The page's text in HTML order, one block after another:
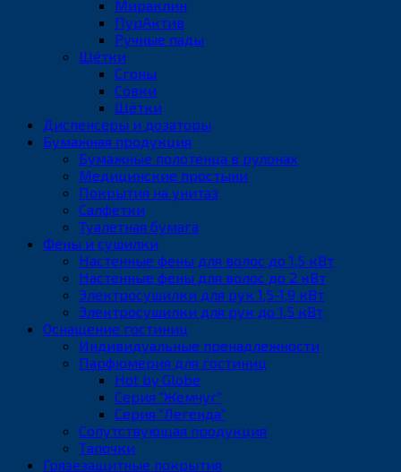
Мираклин
ПурАктив
Ручные пады
Щётки
Сгоны
Совки
Щётки
Диспенсеры и дозаторы
Бумажная продукция
Бумажные полотенца в рулонах
Медицинские простыни
Покрытия на унитаз
Салфетки
Туалетная бумага
Фены и сушилки
Настенные фены для волос до 1,5 кВт
Настенные фены для волос до 2 кВт
Электросушилки для рук 1,5-1,9 кВт
Электросушилки для рук до 1,5 кВт
Оснащение гостиниц
Индивидуальные пренадлежности
Парфюмерия для гостиниц
Hot by Globe
Серия "Жемчуг"
Серия "Легенда"
Сопутствующая продукция
Тапочки
Грязезащитные покрытия